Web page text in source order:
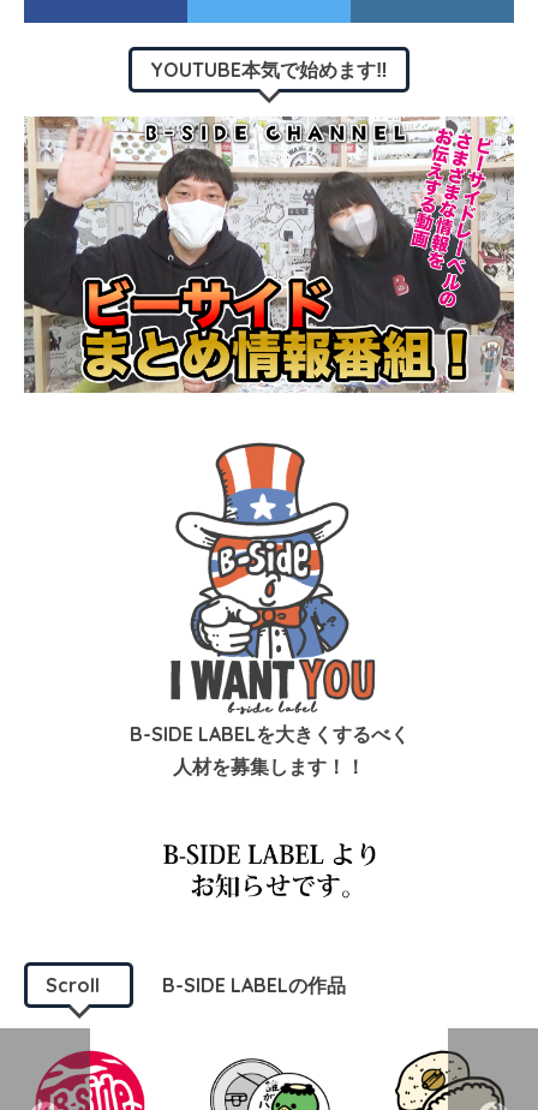
YOUTUBE本気で始めます‼︎
B-SIDE LABELを大きくするべく
人材を募集します！！
Scroll B-SIDE LABELの作品